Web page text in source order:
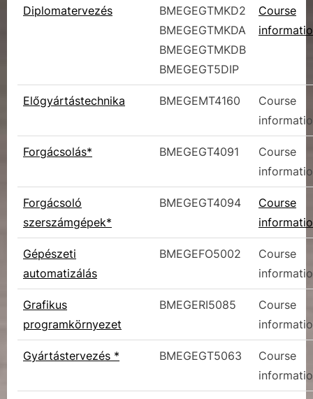
Diplomatervezés
BMEGEGTMKD2
BMEGEGTMKDA
BMEGEGTMKDB
BMEGEGT5DIP
Course
Előgyártástechnika BMEGEMT4160
Course
Forgácsolás* BMEGEGT4091
Course
Forgácsoló
szerszámgépek*
BMEGEGT4094
Course
Gépészeti
automatizálás
BMEGEFO5002
Course
Grafikus
programkörnyezet
BMEGERI5085
Course
Gyártástervezés * BMEGEGT5063
Course